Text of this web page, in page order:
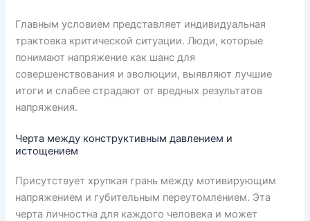
Главным условием представляет индивидуальная
трактовка критической ситуации. Люди, которые
понимают напряжение как шанс для
совершенствования и эволюции, выявляют лучшие
итоги и слабее страдают от вредных результатов
напряжения.
Черта между конструктивным давлением и
истощением
Присутствует хрупкая грань между мотивирующим
напряжением и губительным переутомлением. Эта
черта личностна для каждого человека и может